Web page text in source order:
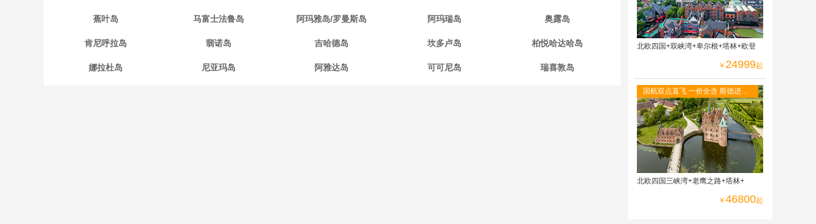
蕉叶岛 马富士法鲁岛 阿玛雅岛/罗曼斯岛 阿玛瑞岛 奥露岛
肯尼呼拉岛 翡诺岛 吉哈德岛 坎多卢岛 柏悦哈达哈岛
娜拉杜岛 尼亚玛岛 阿雅达岛 可可尼岛 瑞喜敦岛
北欧四国+双峡湾+卑尔根+塔林+欧登
￥ 24999起
国航双点直飞 一价全含 斯德进哥
本出，冰岛段--赫尔辛基进奥斯陆
出
北欧四国三峡湾+老鹰之路+塔林+
￥ 46800起